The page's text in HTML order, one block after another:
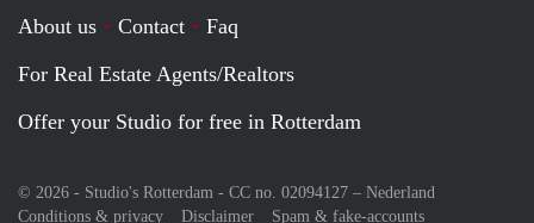
About us Contact
Faq
For Real Estate Agents/Realtors
Offer your Studio for free in Rotterdam
© 2026 - Studio's Rotterdam - CC no. 02094127 – Nederland
Conditions & privacy
Disclaimer Spam & fake-accounts